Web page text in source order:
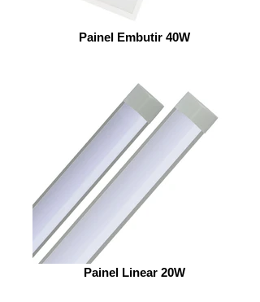
Painel Embutir 40W
Painel Linear 20W